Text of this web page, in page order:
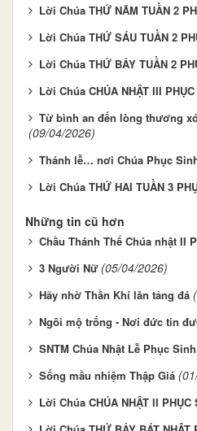
Lời Chúa THỨ NĂM TUẦN 2
Lời Chúa THỨ SÁU TUẦN 2
Lời Chúa THỨ BẢY TUẦN 2
Lời Chúa CHÚA NHẬT III
Từ bình an đến lòng thương
(09/04/2026)
Thánh lễ… nơi Chúa Phục
Lời Chúa THỨ HAI TUẦN 3
Những tin cũ hơn
Chầu Thánh Thể Chúa nhật II
3 Người Nữ (05/04/2026)
Hãy nhờ Thần Khí lăn tảng đá
Ngôi mộ trống - Nơi đức tin
SNTM Chúa Nhật Lễ Phục
Sống mầu nhiệm Thập Giá
Lời Chúa CHÚA NHẬT II PHỤC